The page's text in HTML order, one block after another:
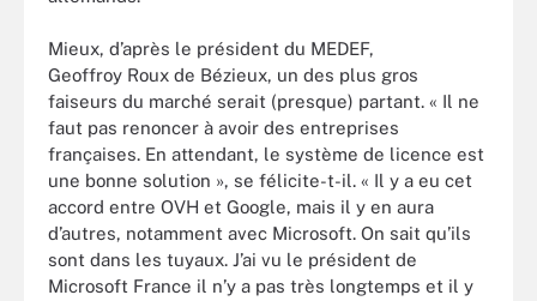
Mieux, d’après le président du MEDEF,
Geoffroy Roux de Bézieux, un des plus gros
faiseurs du marché serait (presque) partant. « Il ne
faut pas renoncer à avoir des entreprises
françaises. En attendant, le système de licence est
une bonne solution », se félicite-t-il. « Il y a eu cet
accord entre OVH et Google, mais il y en aura
d’autres, notamment avec Microsoft. On sait qu’ils
sont dans les tuyaux. J’ai vu le président de
Microsoft France il n’y a pas très longtemps et il y